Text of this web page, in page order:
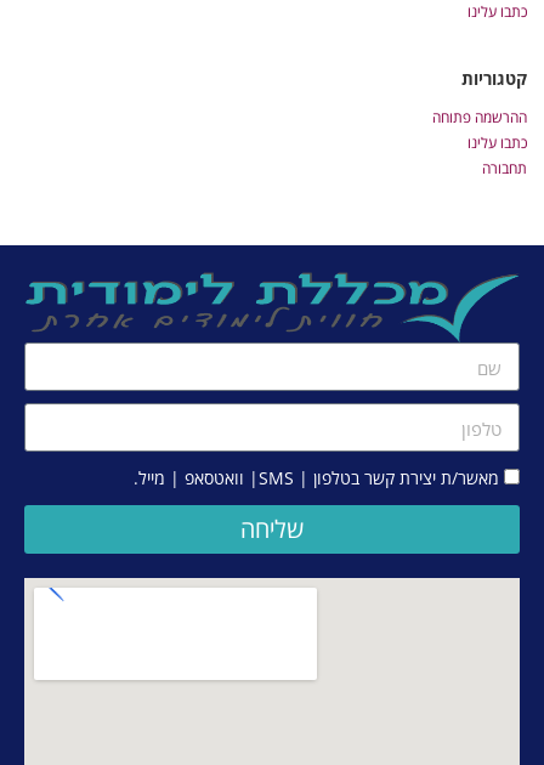
כתבו עלינו
קטגוריות
ההרשמה פתוחה
כתבו עלינו
תחבורה
מאשר/ת יצירת קשר בטלפון | SMS| וואטסאפ | מייל.
שליחה